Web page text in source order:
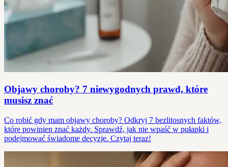
Objawy choroby? 7 niewygodnych prawd, które
musisz znać
Co robić gdy mam objawy choroby? Odkryj 7 bezlitosnych faktów,
które powinien znać każdy. Sprawdź, jak nie wpaść w pułapki i
podejmować świadome decyzje. Czytaj teraz!